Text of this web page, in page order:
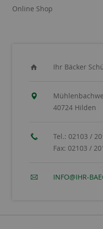
Online Shop
Ihr Bäcker
40724 Hilden
Tel.: 02103 /
Fax: 02103 /
INFO@IHR-